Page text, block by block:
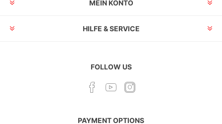
MEIN KONTO
HILFE & SERVICE
FOLLOW US
PAYMENT OPTIONS